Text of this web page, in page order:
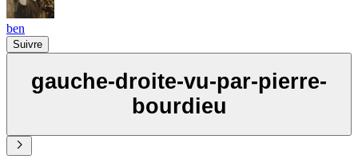
ben
Suivre
gauche-droite-vu-par-pierre-
bourdieu